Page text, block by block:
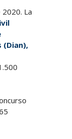
La
(Dian),